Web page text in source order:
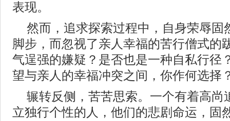
表现。
然而，追求探索过程中，自身荣辱固
脚步，而忽视了亲人幸福的苦行僧式的
气逞强的嫌疑？是否也是一种自私行径
望与亲人的幸福冲突之间，你作何选择
辗转反侧，苦苦思索。一个有着高尚
立独行个性的人，他们的悲剧命运，固